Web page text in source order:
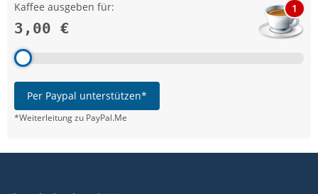
Kaffee ausgeben für:
3,00 €
1
Per Paypal unterstützen*
*Weiterleitung zu PayPal.Me